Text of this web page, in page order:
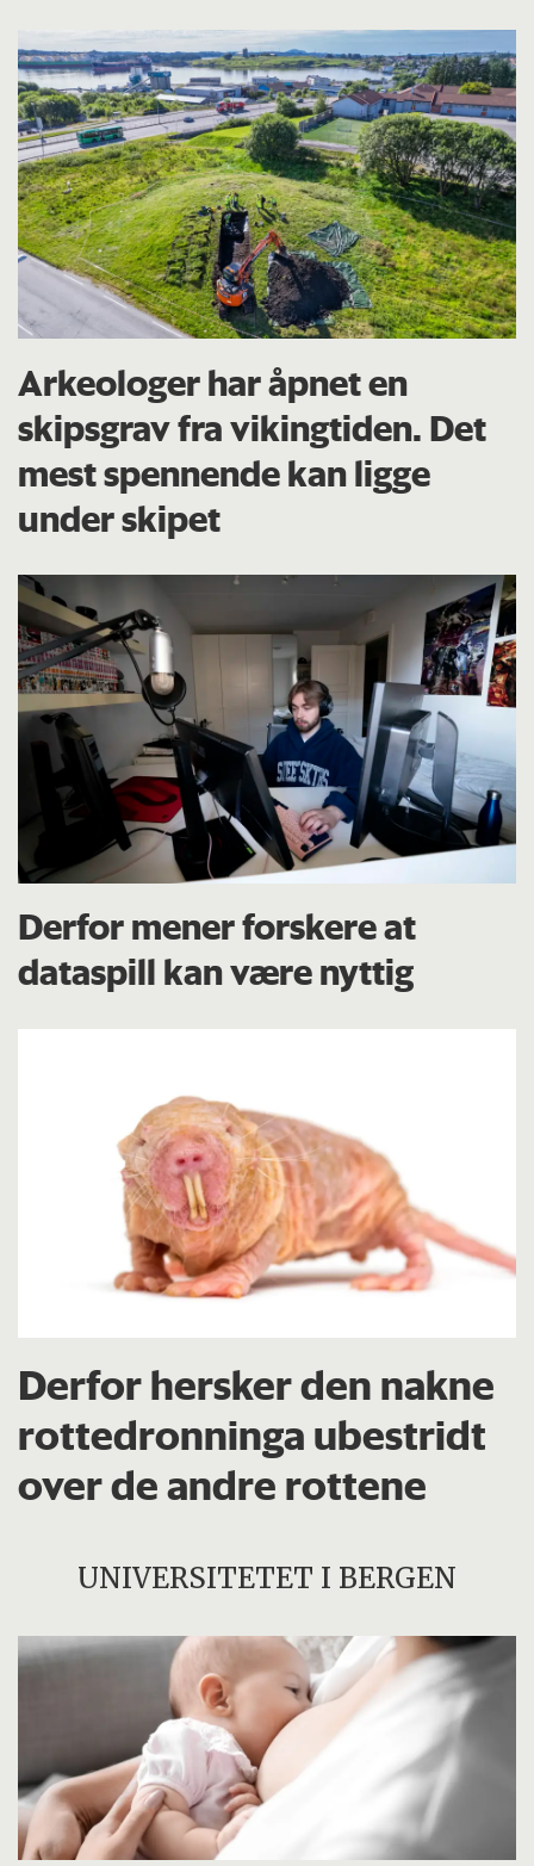
Arkeologer har åpnet en
skipsgrav fra vikingtiden. Det
mest spennende kan ligge
under skipet
Derfor mener forskere at
dataspill kan være nyttig
Derfor hersker den nakne
rottedronninga ubestridt
over de andre rottene
UNIVERSITETET I BERGEN